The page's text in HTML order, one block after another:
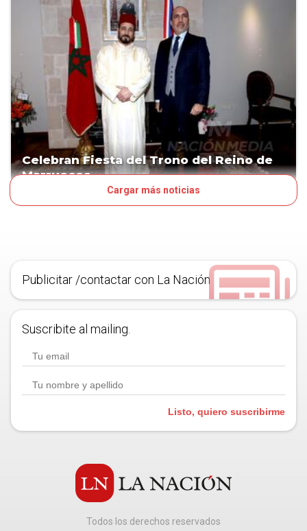
Celebran Fiesta del Trono del Reino de
Marruecos
LA NACIÓN DEL FINDECargar más noticias
Publicitar /contactar con La Nación
Suscribite al mailing.
Listo, quiero suscribirme
Todos los derechos reservados